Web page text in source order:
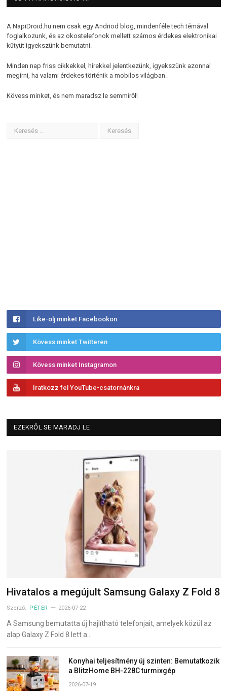
A NapiDroid.hu nem csak egy Andriod blog, mindenféle tech témával
foglalkozunk, és az okostelefonok mellett számos érdekes elektronikai
kütyüt igyekszünk bemutatni.
Minden nap friss cikkekkel, hírekkel jelentkezünk, igyekszünk azonnal
megírni, ha valami érdekes történik a mobilos világban.
Kövess minket, és nem maradsz le semmiről!
Like-olj minket Facebookon
Kövess minket Twitteren
Kövess minket Instagramon
Iratkozz fel YouTube-csatornánkra
EZEKRŐL SE MARADJ LE
Hivatalos a megújult Samsung Galaxy Z Fold 8
Szerző: PÉTER 2026-07-22
A Samsung bemutatta új hajlítható telefonjait, amelyek közül az
alap Galaxy Z Fold 8 lett a…
Konyhai teljesítmény új szinten: Bemutatkozik
a BlitzHome BH-228C turmixgép
2026-07-19